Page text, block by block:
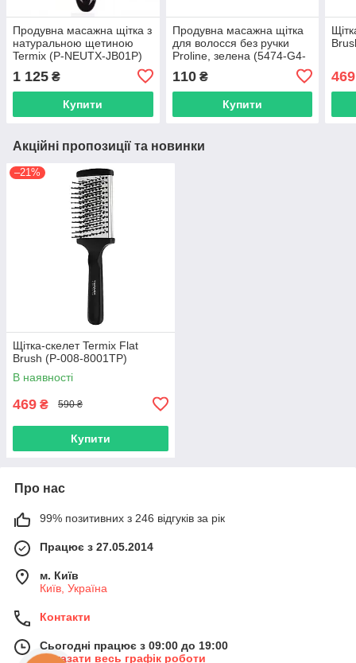
Продувна масажна щітка з
натуральною щетиною
Termix (P-NEUTX-JB01P)
1 125 ₴
Купити
Продувна масажна щітка
для волосся без ручки
Proline, зелена (5474-G4-
110₴
Купити
469
Акційні пропозиції та новинки
–21%
Щітка-скелет Termix Flat
Brush (P-008-8001TP)
В наявності
469 ₴ 590 ₴
Купити
Про нас
99% позитивних з 246 відгуків за рік
Працює з 27.05.2014
м. Київ
Київ, Україна
Контакти
Сьогодні працює з 09:00 до 19:00
Показати весь графік роботи